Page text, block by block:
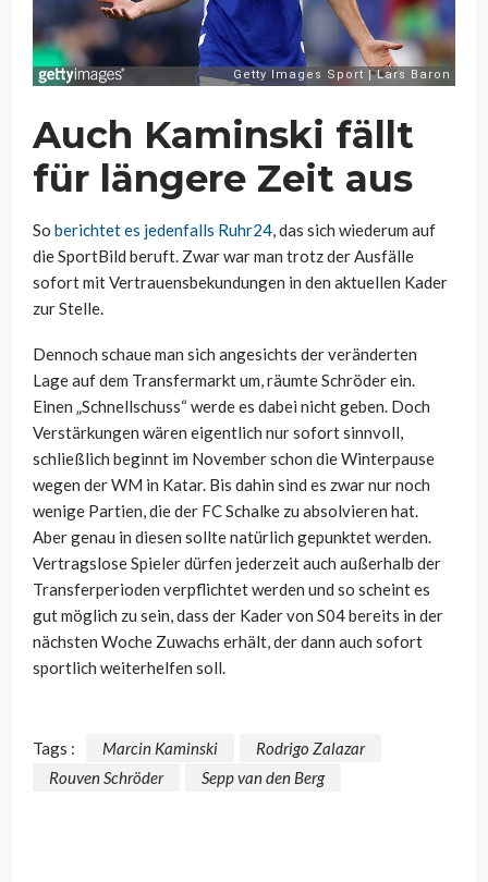
Auch Kaminski fällt
für längere Zeit aus
So berichtet es jedenfalls Ruhr24, das sich wiederum auf
die SportBild beruft. Zwar war man trotz der Ausfälle
sofort mit Vertrauensbekundungen in den aktuellen Kader
zur Stelle.
Dennoch schaue man sich angesichts der veränderten
Lage auf dem Transfermarkt um, räumte Schröder ein.
Einen „Schnellschuss“ werde es dabei nicht geben. Doch
Verstärkungen wären eigentlich nur sofort sinnvoll,
schließlich beginnt im November schon die Winterpause
wegen der WM in Katar. Bis dahin sind es zwar nur noch
wenige Partien, die der FC Schalke zu absolvieren hat.
Aber genau in diesen sollte natürlich gepunktet werden.
Vertragslose Spieler dürfen jederzeit auch außerhalb der
Transferperioden verpflichtet werden und so scheint es
gut möglich zu sein, dass der Kader von S04 bereits in der
nächsten Woche Zuwachs erhält, der dann auch sofort
sportlich weiterhelfen soll.
Tags : Marcin Kaminski
Rodrigo Zalazar
Rouven Schröder
Sepp van den Berg